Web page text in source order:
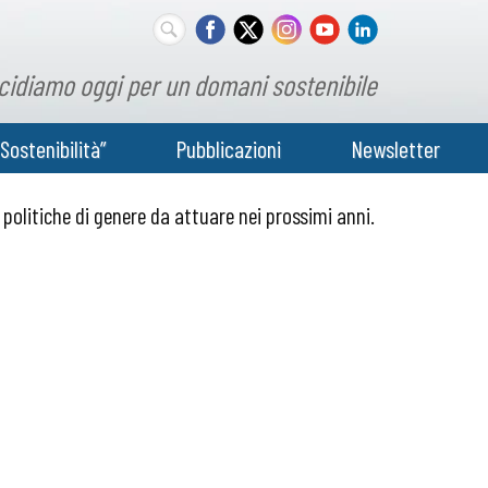
oggi per un domani sostenibile
Pubblicazioni Newsletter
di genere da attuare nei prossimi anni.